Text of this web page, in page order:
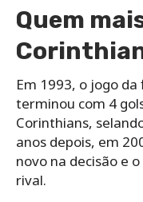
Quem
Em 1993, o jogo
terminou com 4
Corinthians,
anos depois, em
novo na decisão e
rival.